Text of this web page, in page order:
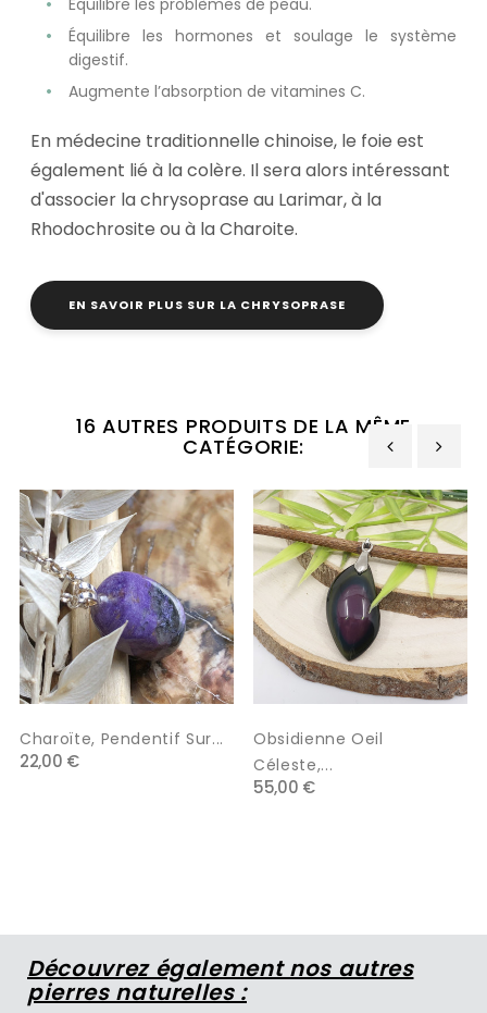
Équilibre les hormones et soulage le système
digestif.
Augmente l’absorption de vitamines C.
En médecine traditionnelle chinoise, le foie est
également lié à la colère. Il sera alors intéressant
d'associer la chrysoprase au Larimar, à la
Rhodochrosite ou à la Charoite.
EN SAVOIR PLUS SUR LA CHRYSOPRASE
16 AUTRES PRODUITS DE LA MÊME
CATÉGORIE:
Charoïte, Pendentif Sur...
22,00 €
Obsidienne Oeil
Céleste,...
55,00 €
‹ ›
Découvrez également nos autres
pierres naturelles :